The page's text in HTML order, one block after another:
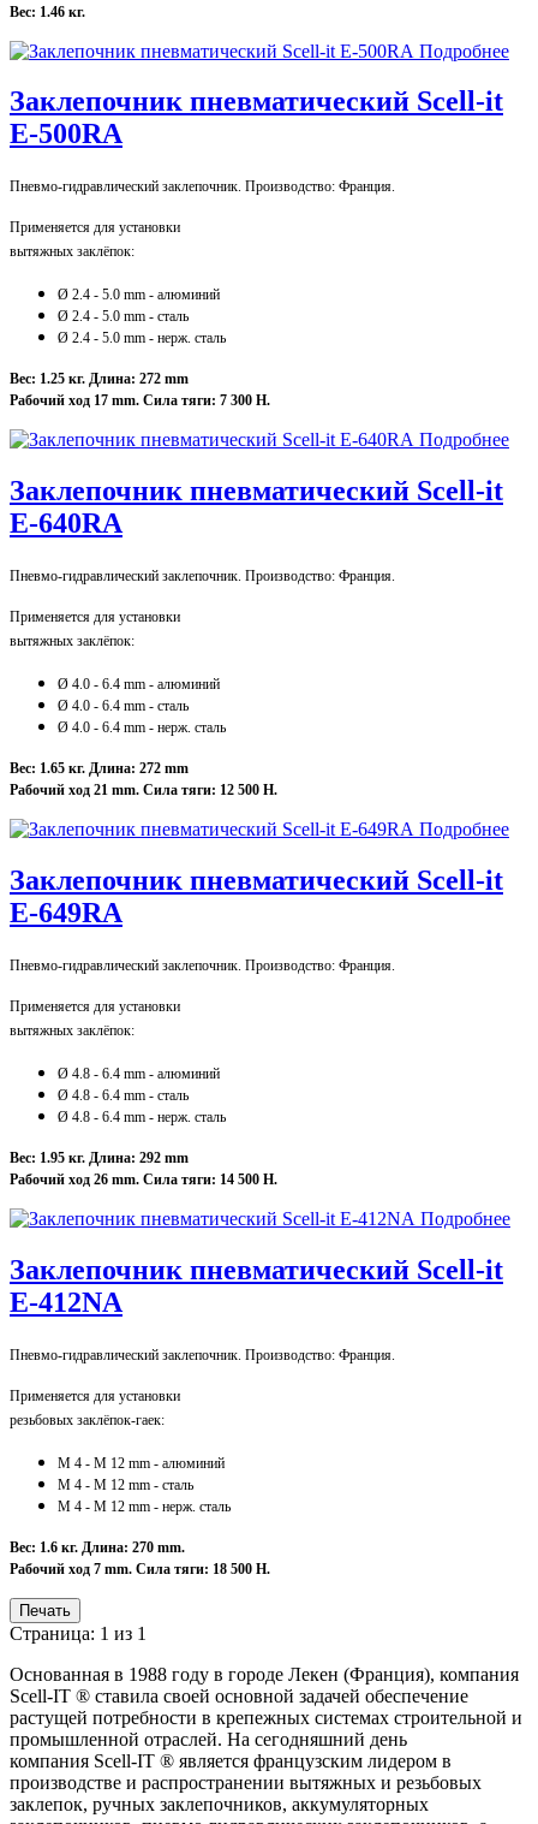
Вес: 1.46 кг.
Подробнее
Заклепочник пневматический Scell-it
E-500RA
Пневмо-гидравлический заклепочник. Производство: Франция.
Применяется для установки
вытяжных заклёпок:
Ø 2.4 - 5.0 mm - алюминий
Ø 2.4 - 5.0 mm - сталь
Ø 2.4 - 5.0 mm - нерж. сталь
Вес: 1.25 кг. Длина: 272 mm
Рабочий ход 17 mm. Сила тяги: 7 300 Н.
Подробнее
Заклепочник пневматический Scell-it
E-640RA
Пневмо-гидравлический заклепочник. Производство: Франция.
Применяется для установки
вытяжных заклёпок:
Ø 4.0 - 6.4 mm - алюминий
Ø 4.0 - 6.4 mm - сталь
Ø 4.0 - 6.4 mm - нерж. сталь
Вес: 1.65 кг. Длина: 272 mm
Рабочий ход 21 mm. Сила тяги: 12 500 Н.
Подробнее
Заклепочник пневматический Scell-it
E-649RA
Пневмо-гидравлический заклепочник. Производство: Франция.
Применяется для установки
вытяжных заклёпок:
Ø 4.8 - 6.4 mm - алюминий
Ø 4.8 - 6.4 mm - сталь
Ø 4.8 - 6.4 mm - нерж. сталь
Вес: 1.95 кг. Длина: 292 mm
Рабочий ход 26 mm. Сила тяги: 14 500 Н.
Подробнее
Заклепочник пневматический Scell-it
E-412NA
Пневмо-гидравлический заклепочник. Производство: Франция.
Применяется для установки
резьбовых заклёпок-гаек:
М 4 - М 12 mm - алюминий
М 4 - М 12 mm - сталь
М 4 - М 12 mm - нерж. сталь
Вес: 1.6 кг. Длина: 270 mm.
Рабочий ход 7 mm. Сила тяги: 18 500 Н.
Печать
Страница: 1 из 1
Основанная в 1988 году в городе Лекен (Франция), компания
Scell-IT ® ставила своей основной задачей обеспечение
растущей потребности в крепежных системах строительной и
промышленной отраслей. На сегодняшний день
компания Scell-IT ® является французским лидером в
производстве и распространении вытяжных и резьбовых
заклепок, ручных заклепочников, аккумуляторных